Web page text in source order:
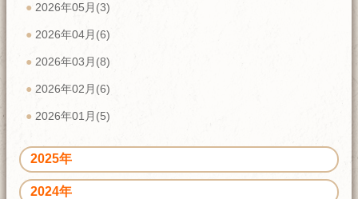
2026年05月(3)
2026年04月(6)
2026年03月(8)
2026年02月(6)
2026年01月(5)
2025年
2024年